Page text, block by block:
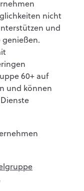
nicht
und
genießen.
60+ auf
und können